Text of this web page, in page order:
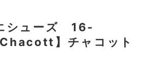
シューズ 16-
】チャコット